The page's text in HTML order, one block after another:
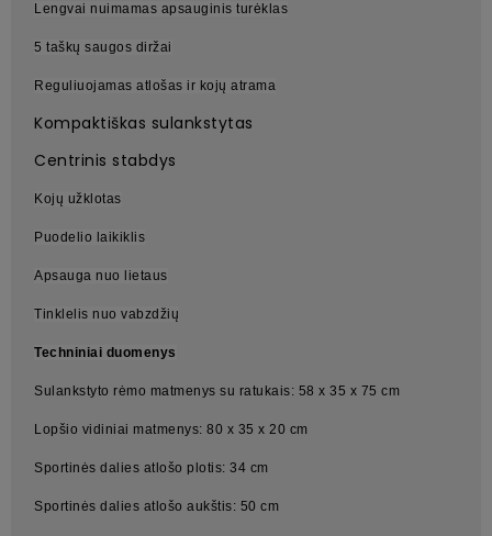
Lengvai nuimamas apsauginis turėklas
5 taškų saugos diržai
Reguliuojamas atlošas ir kojų atrama
Kompaktiškas sulankstytas
Centrinis stabdys
Kojų užklotas
Puodelio laikiklis
Apsauga nuo lietaus
Tinklelis nuo vabzdžių
Techniniai duomenys
Sulankstyto rėmo matmenys su ratukais: 58 x 35 x 75 cm
Lopšio vidiniai matmenys: 80 x 35 x 20 cm
Sportinės dalies atlošo plotis: 34 cm
Sportinės dalies atlošo aukštis: 50 cm